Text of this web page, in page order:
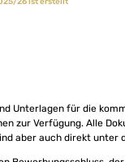
Unterlagen für die
zur Verfügung. Alle
aber auch direkt unter